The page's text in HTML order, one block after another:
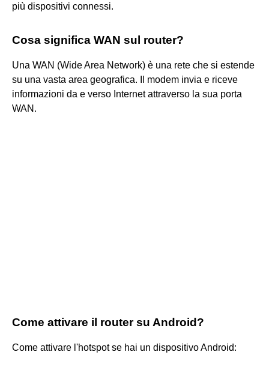
più dispositivi connessi.
Cosa significa WAN sul router?
Una WAN (Wide Area Network) è una rete che si estende
su una vasta area geografica. Il modem invia e riceve
informazioni da e verso Internet attraverso la sua porta
WAN.
Come attivare il router su Android?
Come attivare l'hotspot se hai un dispositivo Android: